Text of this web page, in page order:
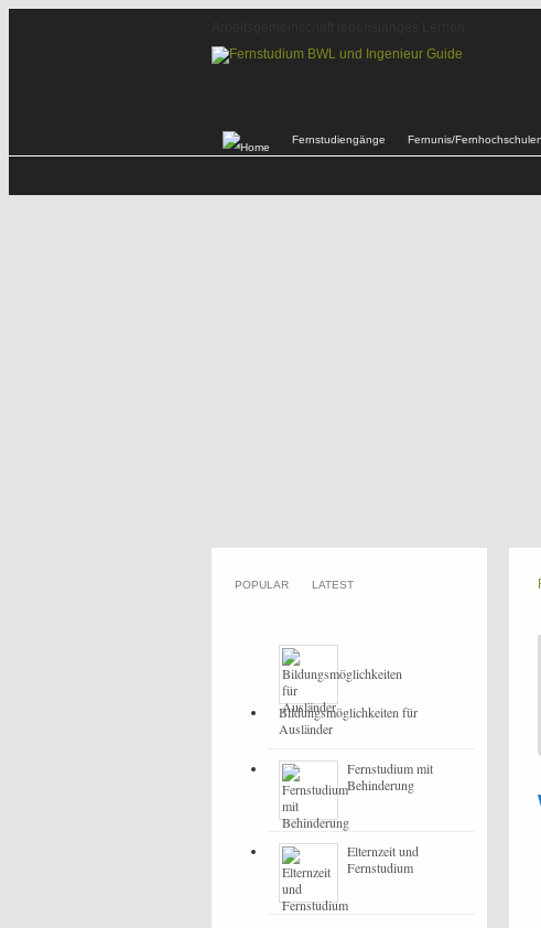
Fernstudiengänge Fernunis/Fernhochschulen
POPULAR LATEST
Bildungsmöglichkeiten für
Ausländer
Fernstudium mit
Behinderung
Elternzeit und
Fernstudium